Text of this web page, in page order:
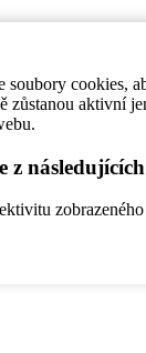
soubory cookies,
zůstanou aktivní
z